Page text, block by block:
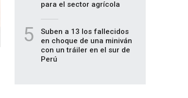
para el sector agrícola
5
Suben a 13 los fallecidos
en choque de una miniván
con un tráiler en el sur de
Perú